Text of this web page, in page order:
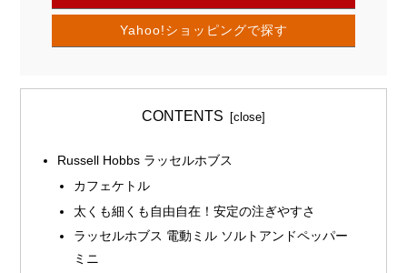
Yahoo!ショッピングで探す
CONTENTS
Russell Hobbs ラッセルホブス
カフェケトル
太くも細くも自由自在！安定の注ぎやすさ
ラッセルホブス 電動ミル ソルトアンドペッパー
ミニ